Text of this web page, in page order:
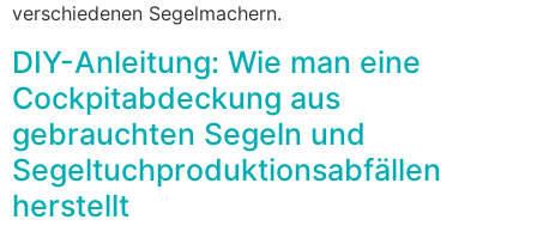
verschiedenen Segelmachern.
DIY-Anleitung: Wie man eine
Cockpitabdeckung aus
gebrauchten Segeln und
Segeltuchproduktionsabfällen
herstellt